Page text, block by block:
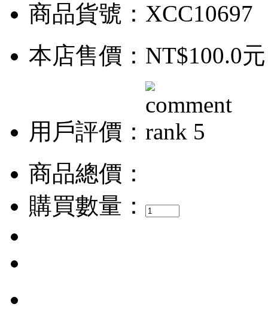
商品貨號：XCC10697
本店售價： NT$100.0元
用戶評價：
商品總價：
購買數量：